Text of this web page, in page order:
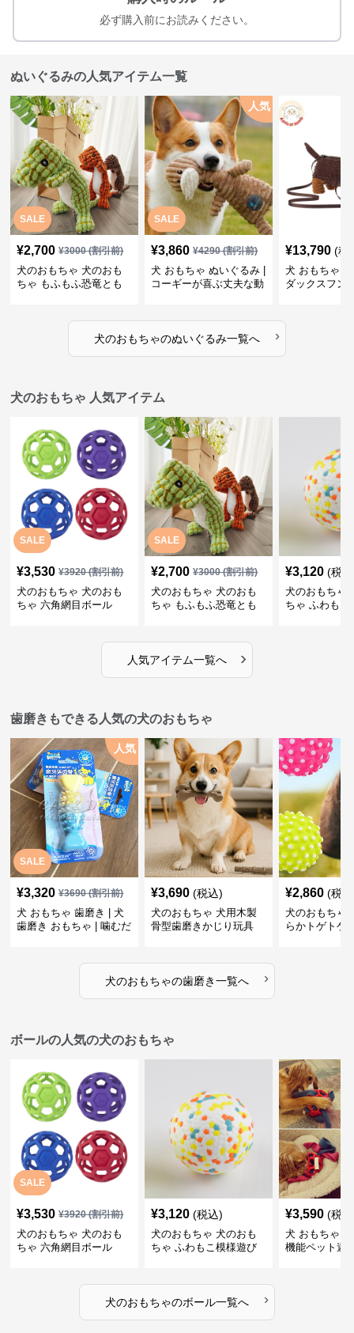
必ず購入前にお読みください。
ぬいぐるみの人気アイテム一覧
SALE
¥2,700 ¥3000(割引前)
犬のおもちゃ 犬のおも
ちゃ もふもふ恐竜とも
SALE
人気
¥3,860 ¥4290(割引前)
犬 おもちゃ ぬいぐるみ |
コーギーが喜ぶ丈夫な動
¥13,790 (税
犬 おもちゃ
ダックスフン
犬のおもちゃのぬいぐるみ一覧へ ›
犬のおもちゃ 人気アイテム
SALE
¥3,530 ¥3920(割引前)
犬のおもちゃ 犬のおも
ちゃ 六角網目ボール
SALE
¥2,700 ¥3000(割引前)
犬のおもちゃ 犬のおも
ちゃ もふもふ恐竜とも
¥3,120 (税
犬のおもちゃ
ちゃ ふわもこ
人気アイテム一覧へ ›
歯磨きもできる人気の犬のおもちゃ
SALE
人気
¥3,320 ¥3690(割引前)
犬 おもちゃ 歯磨き | 犬
歯磨き おもちゃ | 噛むだ
¥3,690 (税込)
犬のおもちゃ 犬用木製
骨型歯磨きかじり玩具
¥2,860 (税
犬のおもちゃ
らかトゲトゲ
犬のおもちゃの歯磨き一覧へ ›
ボールの人気の犬のおもちゃ
SALE
¥3,530 ¥3920(割引前)
犬のおもちゃ 犬のおも
ちゃ 六角網目ボール
¥3,120 (税込)
犬のおもちゃ 犬のおも
ちゃ ふわもこ模様遊び
¥3,590 (税
犬 おもちゃ
機能ペット遊
犬のおもちゃのボール一覧へ ›